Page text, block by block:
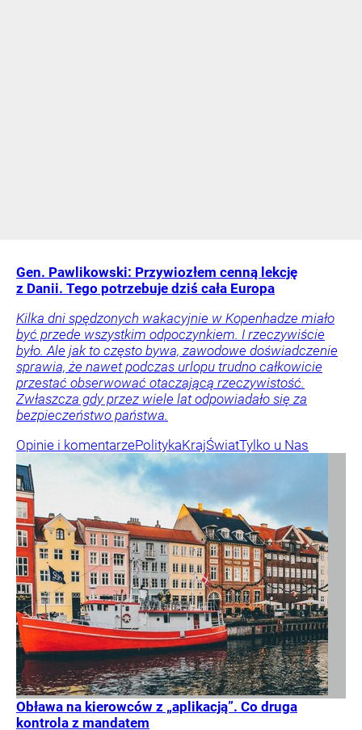
Gen. Pawlikowski: Przywiozłem cenną lekcję
z Danii. Tego potrzebuje dziś cała Europa
Kilka dni spędzonych wakacyjnie w Kopenhadze miało
być przede wszystkim odpoczynkiem. I rzeczywiście
było. Ale jak to często bywa, zawodowe doświadczenie
sprawia, że nawet podczas urlopu trudno całkowicie
przestać obserwować otaczającą rzeczywistość.
Zwłaszcza gdy przez wiele lat odpowiadało się za
bezpieczeństwo państwa.
Opinie i komentarzePolitykaKrajŚwiatTylko u Nas
Obława na kierowców z „aplikacją”. Co druga
kontrola z mandatem